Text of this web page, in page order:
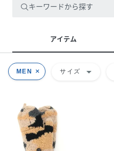
キーワードから探す
アイテム
MEN サイズ arrow_drop_down